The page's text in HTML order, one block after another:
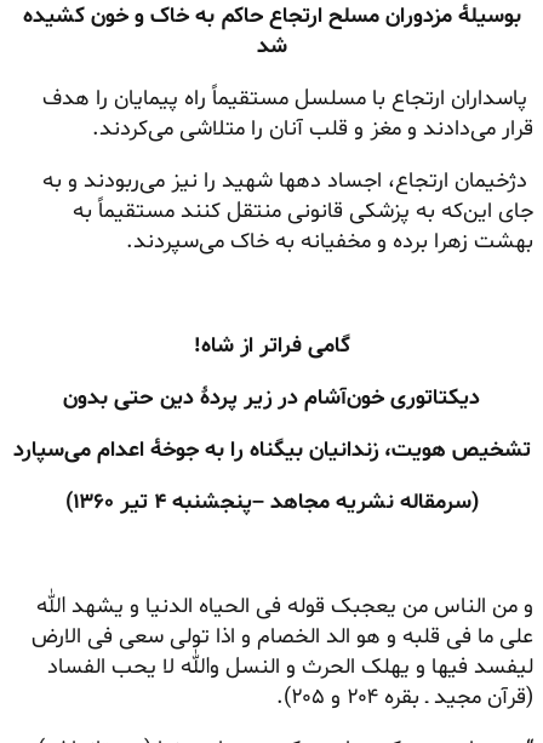
بوسیلهٔ مزدوران مسلح ارتجاع حاکم به خاک و خون کشیده
شد
پاسداران ارتجاع با مسلسل مستقیماً راه پیمایان را هدف
قرار می‌دادند و مغز و قلب آنان را متلاشی می‌کردند.
دژخیمان ارتجاع، اجساد دهها شهید را نیز می‌ربودند و به
جای این‌که به پزشکی قانونی منتقل کنند مستقیماً به
بهشت زهرا برده و مخفیانه به خاک می‌سپردند.
گامی فراتر از شاه!
دیکتاتوری خون‌آشام در زیر پردهٔ دین حتی بدون
تشخیص هویت، زندانیان بیگناه را به جوخهٔ اعدام می‌سپارد
(سرمقاله نشریه مجاهد –پنجشنبه ۴ تیر ۱۳۶۰)
و من الناس من یعجبک قوله فی الحیاه الدنیا و یشهد الله
علی ما فی قلبه و هو الد الخصام و اذا تولی سعی فی الارض
لیفسد فیها و یهلک الحرث و النسل والله لا یحب الفساد
(قرآن مجید ـ بقره ۲۰۴ و ۲۰۵).